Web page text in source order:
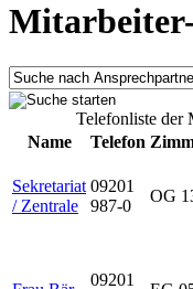
Telefonliste der
Name
Telefon
Sekretariat
/ Zentrale
09201
987-0
OG
09201